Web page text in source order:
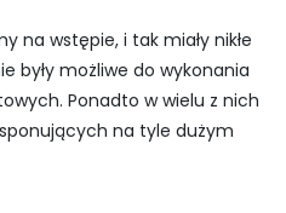
na wstępie, i tak miały nikłe
były możliwe do wykonania
Ponadto w wielu z nich
na tyle dużym